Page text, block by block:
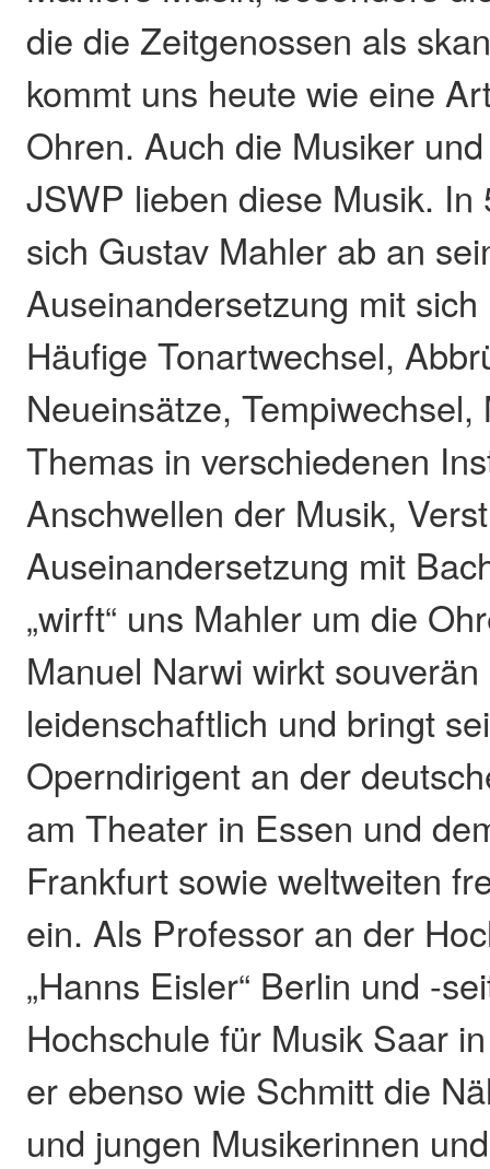
die die Zeitgenossen als
kommt uns heute wie eine
Ohren. Auch die Musiker
JSWP lieben diese Musik.
sich Gustav Mahler ab an
Auseinandersetzung mit
Häufige Tonartwechsel,
Neueinsätze,
Themas in verschiedenen
Anschwellen der Musik,
Auseinandersetzung mit
„wirft“ uns Mahler um die
Manuel Narwi wirkt
leidenschaftlich und bringt
Operndirigent an der
am Theater in Essen und
Frankfurt sowie weltweiten
ein. Als Professor an der
„Hanns Eisler“ Berlin und -
Hochschule für Musik Saar
er ebenso wie Schmitt die
und jungen Musikerinnen